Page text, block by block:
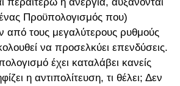
ένας Προϋπολογισμός που)
από τους μεγαλύτερους ρυθμούς
να προσελκύει επενδύσεις.
έχει καταλάβει κανείς
η αντιπολίτευση, τι θέλει; Δεν